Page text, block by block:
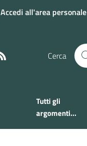
Accedi all'area personale
Cerca
Tutti gli
argomenti...